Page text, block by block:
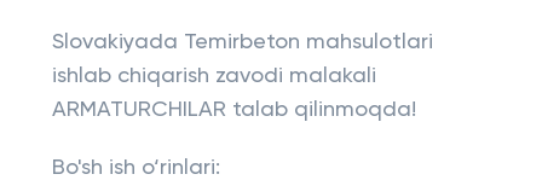
Slovakiyada Temirbeton mahsulotlari
ishlab chiqarish zavodi malakali
ARMATURCHILAR talab qilinmoqda!
Bo'sh ish o‘rinlari: